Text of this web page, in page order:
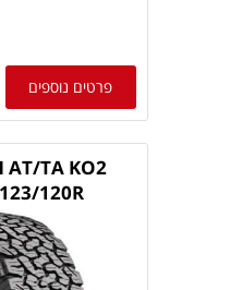
פרטים נוספים
AT/TA KO2
120R